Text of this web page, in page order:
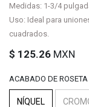
Medidas: 1-3/4
Uso: Ideal para
cuadrados.
$ 125.26 MXN
ACABADO DE ROSETA
NÍQUEL